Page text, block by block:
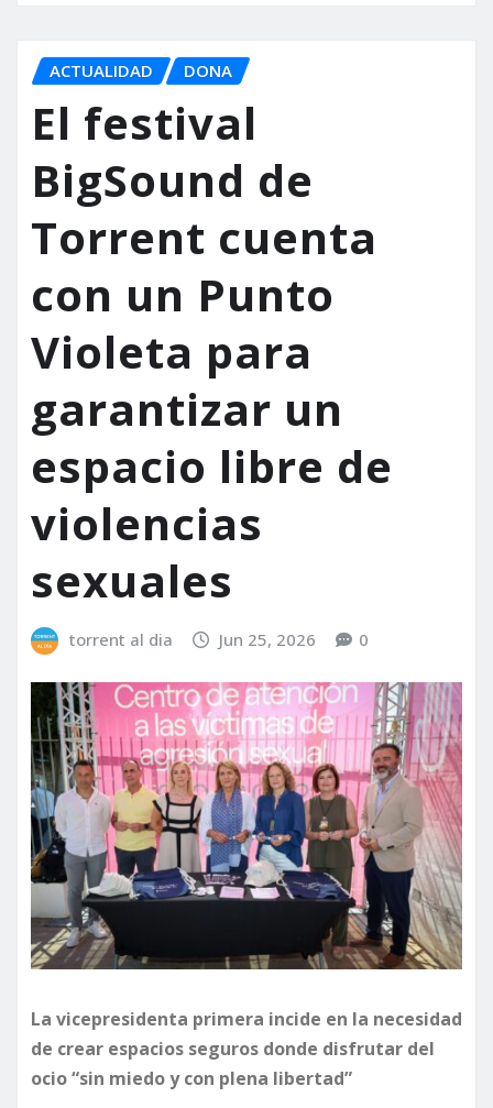
ACTUALIDAD DONA
El festival
BigSound de
Torrent cuenta
con un Punto
Violeta para
garantizar un
espacio libre de
violencias
sexuales
torrent al dia Jun 25, 2026 0
La vicepresidenta primera incide en la necesidad
de crear espacios seguros donde disfrutar del
ocio “sin miedo y con plena libertad”